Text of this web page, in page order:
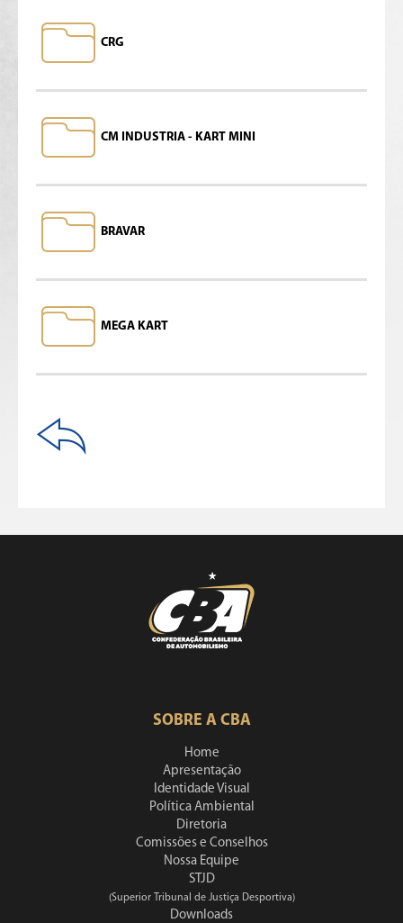
CRG
CM INDUSTRIA - KART MINI
BRAVAR
MEGA KART
SOBRE A CBA
Home
Apresentação
Identidade Visual
Política Ambiental
Diretoria
Comissões e Conselhos
Nossa Equipe
STJD
(Superior Tribunal de Justiça Desportiva)
Downloads